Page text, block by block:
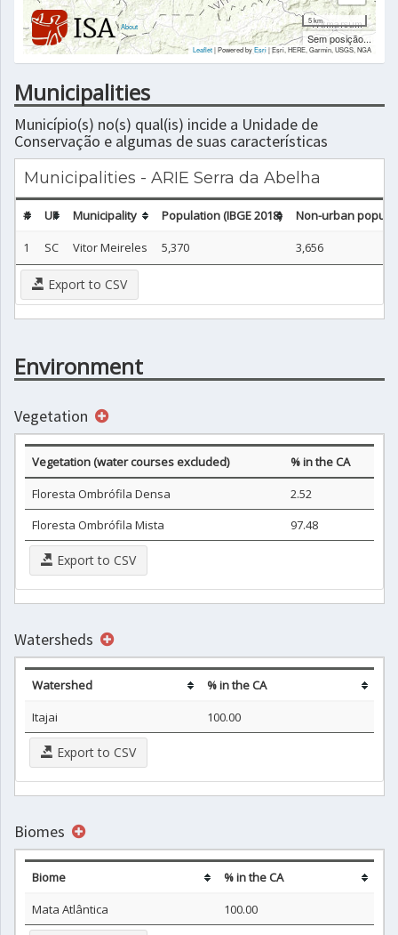
|About
5 km
Sem posição...
Leaflet| Powered byEsri|Esri, HERE, Garmin, USGS, NGA
Municipalities
Município(s) no(s) qual(is) incide a Unidade de
Conservação e algumas de suas características
Municipalities - ARIE Serra da Abelha
# UF Municipality Population (IBGE 2018)
Non-urban
1
SC Vitor Meireles 5,370 3,656
Export to CSV
Environment
Vegetation
Vegetation (water courses excluded)
% in the CA
Floresta Ombrófila Densa
2.52
Floresta Ombrófila Mista
97.48
Export to CSV
Watersheds
Watershed
% in the CA
Itajai
100.00
Export to CSV
Biomes
Biome
% in the CA
Mata Atlântica
100.00